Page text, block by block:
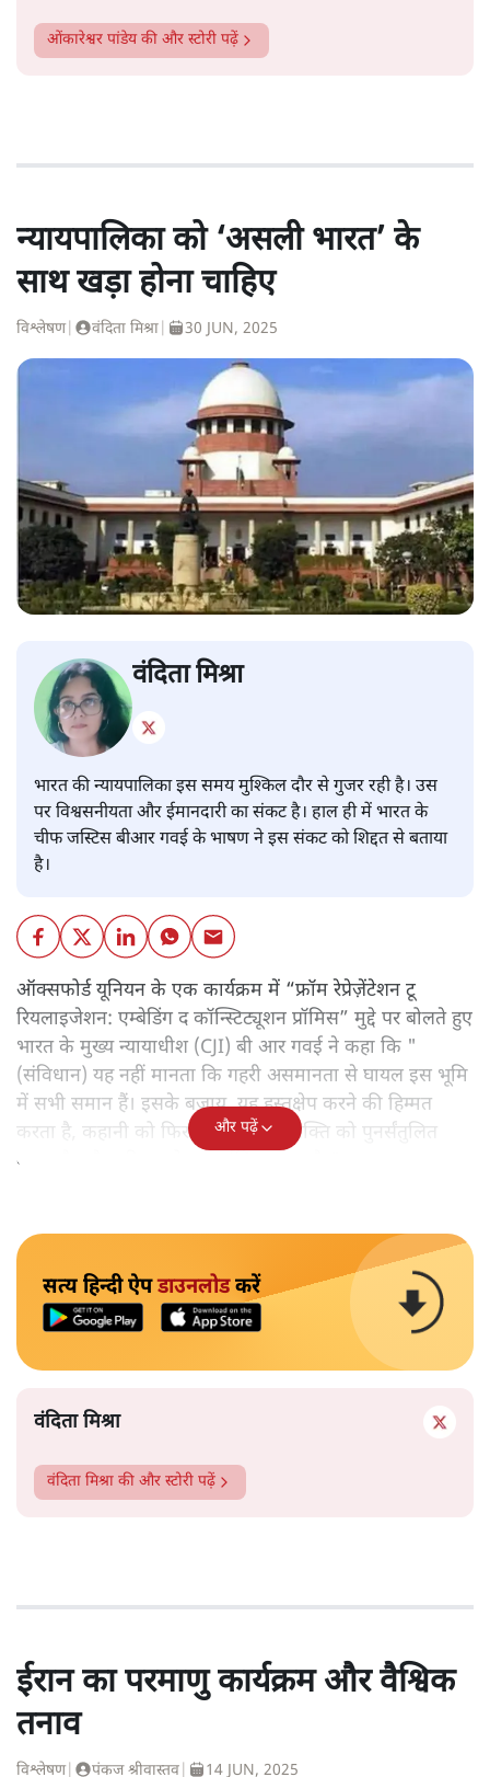
ओंकारेश्वर पांडेयकी और स्टोरी पढ़ें
न्यायपालिका को ‘असली भारत’ के
साथ खड़ा होना चाहिए
विश्लेषण| वंदिता मिश्रा 30 JUN, 2025
वंदिता मिश्रा
भारत की न्यायपालिका इस समय मुश्किल दौर से गुजर रही है। उस
पर विश्वसनीयता और ईमानदारी का संकट है। हाल ही में भारत के
चीफ जस्टिस बीआर गवई के भाषण ने इस संकट को शिद्दत से बताया
है।
ऑक्सफोर्ड यूनियन के एक कार्यक्रम में “फ्रॉम रेप्रेज़ेंटेशन टू
रियलाइजेशन: एम्बेडिंग द कॉन्स्टिट्यूशन प्रॉमिस” मुद्दे पर बोलते हुए
भारत के मुख्य न्यायाधीश (CJI) बी आर गवई ने कहा कि "
(संविधान) यह नहीं मानता कि गहरी असमानता से घायल इस भूमि
में सभी समान हैं। इसके बजाय, यह हस्तक्षेप करने की हिम्मत
करता है, कहानी को फिर से लिखता है, शक्ति को पुनर्संतुलित
करता है, और गरिमा को पुनर्स्थापित करता है।"
और पढ़ें
सत्य हिन्दी ऐपडाउनलोडकरें
वंदिता मिश्रा
वंदिता मिश्रा की और स्टोरी पढ़ें
ईरान का परमाणु कार्यक्रम और वैश्विक
तनाव
विश्लेषण| पंकज श्रीवास्तव 14 JUN, 2025